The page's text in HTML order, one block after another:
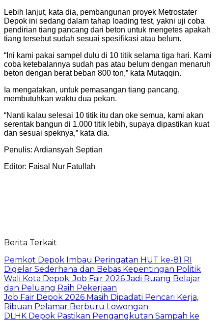
Lebih lanjut, kata dia, pembangunan proyek Metrostater
Depok ini sedang dalam tahap loading test, yakni uji coba
pendirian tiang pancang dari beton untuk mengetes apakah
tiang tersebut sudah sesuai spesifikasi atau belum.
“Ini kami pakai sampel dulu di 10 titik selama tiga hari. Kami
coba ketebalannya sudah pas atau belum dengan menaruh
beton dengan berat beban 800 ton,” kata Mutaqqin.
Ia mengatakan, untuk pemasangan tiang pancang,
membutuhkan waktu dua pekan.
“Nanti kalau selesai 10 titik itu dan oke semua, kami akan
serentak bangun di 1.000 titik lebih, supaya dipastikan kuat
dan sesuai speknya,” kata dia.
Penulis: Ardiansyah Septian
Editor: Faisal Nur Fatullah
Berita Terkait
Pemkot Depok Imbau Peringatan HUT ke-81 RI
Digelar Sederhana dan Bebas Kepentingan Politik
Wali Kota Depok: Job Fair 2026 Jadi Ruang Belajar
dan Peluang Raih Pekerjaan
Job Fair Depok 2026 Masih Dipadati Pencari Kerja,
Ribuan Pelamar Berburu Lowongan
DLHK Depok Pastikan Pengangkutan Sampah ke